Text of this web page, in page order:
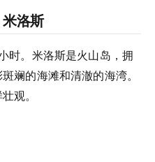
洛斯
时。米洛斯是火山岛，拥
斓的海滩和清澈的海湾。
观。